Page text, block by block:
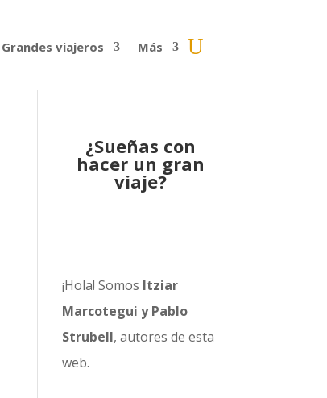
Grandes viajeros Más
¿Sueñas con
hacer un gran
viaje?
¡Hola! Somos Itziar
Marcotegui y Pablo
Strubell, autores de esta
web.